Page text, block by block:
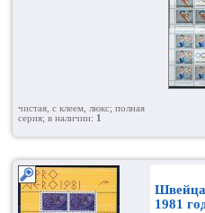
чистая, с клеем, люкс; полная
серия; в наличии: 1
1981